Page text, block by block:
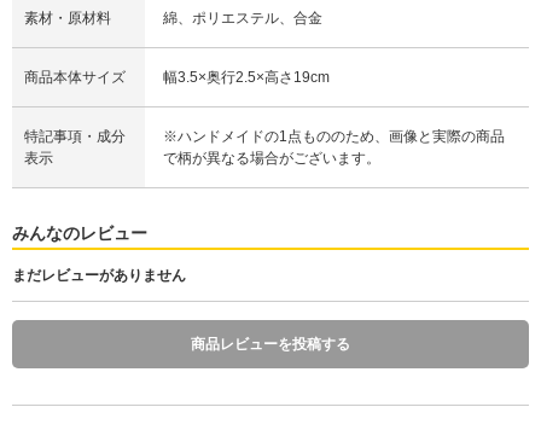
素材・原材料 綿、ポリエステル、合金
商品本体サイズ 幅3.5×奥行2.5×高さ19cm
特記事項・成分
表示
※ハンドメイドの1点もののため、画像と実際の商品
で柄が異なる場合がございます。
みんなのレビュー
まだレビューがありません
商品レビューを投稿する